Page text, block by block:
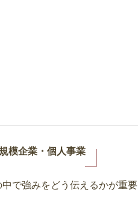
模企業・個人事業
で強みをどう伝えるかが重要